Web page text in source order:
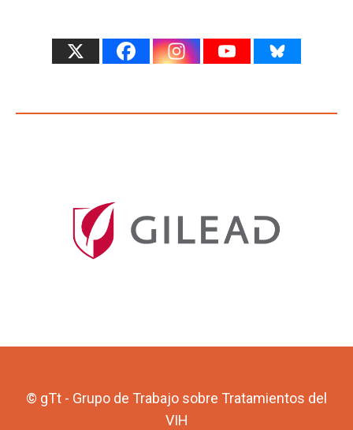
© gTt - Grupo de Trabajo sobre Tratamientos del
VIH